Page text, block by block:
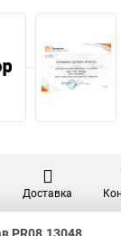
Доставка